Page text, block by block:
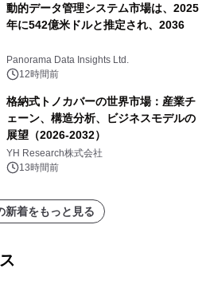
動的データ管理システム市場は、2025
年に542億米ドルと推定され、2036
Panorama Data Insights Ltd.
12時間前
格納式トノカバーの世界市場：産業チ
ェーン、構造分析、ビジネスモデルの
展望（2026-2032）
YH Research株式会社
13時間前
新着をもっと見る